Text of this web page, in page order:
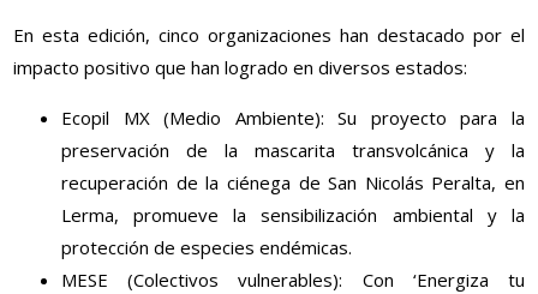
En esta edición, cinco organizaciones han destacado por el
impacto positivo que han logrado en diversos estados:
Ecopil MX (Medio Ambiente): Su proyecto para la
preservación de la mascarita transvolcánica y la
recuperación de la ciénega de San Nicolás Peralta, en
Lerma, promueve la sensibilización ambiental y la
protección de especies endémicas.
MESE (Colectivos vulnerables): Con ‘Energiza tu